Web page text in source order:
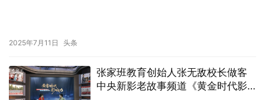
2025年7月11日 头条
张家班教育创始人张无敌校长做客
中央新影老故事频道《黄金时代影